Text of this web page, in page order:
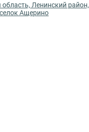
Ленинский район,
Ащерино